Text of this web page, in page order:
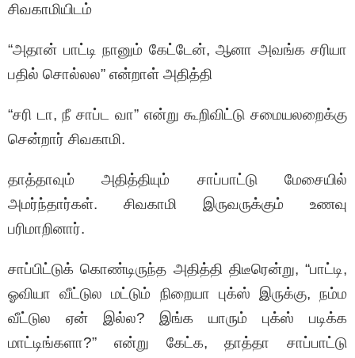
சிவகாமியிடம்
“அதான் பாட்டி நானும் கேட்டேன், ஆனா அவங்க சரியா
பதில் சொல்லல” என்றாள் அதித்தி
“சரி டா, நீ சாப்ட வா” என்று கூறிவிட்டு சமையலறைக்கு
சென்றார் சிவகாமி.
தாத்தாவும் அதித்தியும் சாப்பாட்டு மேசையில்
அமர்ந்தார்கள். சிவகாமி இருவருக்கும் உணவு
பரிமாறினார்.
சாப்பிட்டுக் கொண்டிருந்த அதித்தி திடீரென்று, “பாட்டி,
ஓவியா வீட்டுல மட்டும் நிறையா புக்ஸ் இருக்கு, நம்ம
வீட்டுல ஏன் இல்ல? இங்க யாரும் புக்ஸ் படிக்க
மாட்டிங்களா?” என்று கேட்க, தாத்தா சாப்பாட்டு